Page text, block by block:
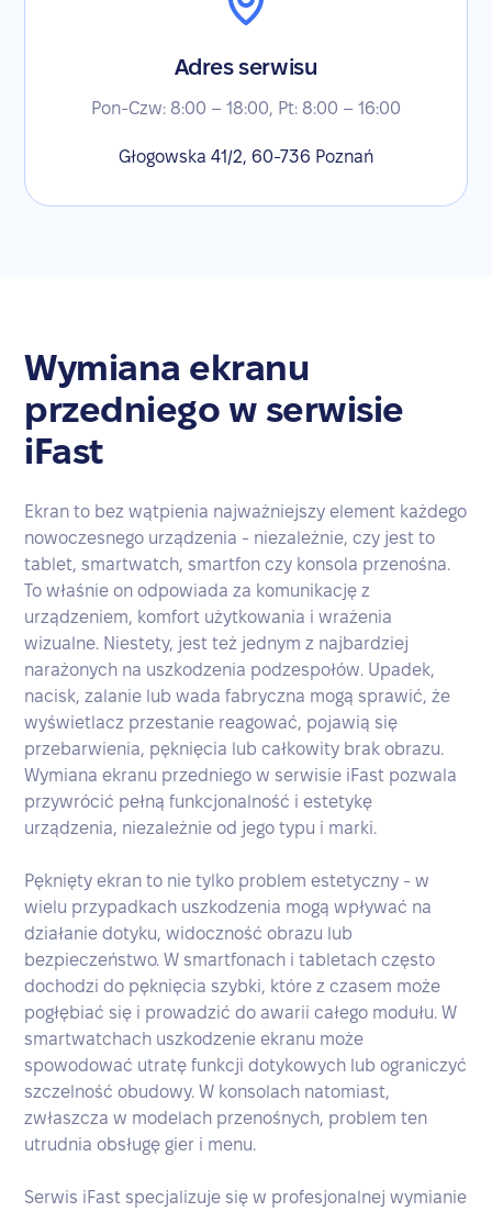
Adres serwisu
Pon-Czw: 8:00 – 18:00, Pt: 8:00 – 16:00
Głogowska 41/2, 60-736 Poznań
Wymiana ekranu
przedniego w serwisie
iFast
Ekran to bez wątpienia najważniejszy element każdego
nowoczesnego urządzenia - niezależnie, czy jest to
tablet, smartwatch, smartfon czy konsola przenośna.
To właśnie on odpowiada za komunikację z
urządzeniem, komfort użytkowania i wrażenia
wizualne. Niestety, jest też jednym z najbardziej
narażonych na uszkodzenia podzespołów. Upadek,
nacisk, zalanie lub wada fabryczna mogą sprawić, że
wyświetlacz przestanie reagować, pojawią się
przebarwienia, pęknięcia lub całkowity brak obrazu.
Wymiana ekranu przedniego w serwisie iFast pozwala
przywrócić pełną funkcjonalność i estetykę
urządzenia, niezależnie od jego typu i marki.
Pęknięty ekran to nie tylko problem estetyczny - w
wielu przypadkach uszkodzenia mogą wpływać na
działanie dotyku, widoczność obrazu lub
bezpieczeństwo. W smartfonach i tabletach często
dochodzi do pęknięcia szybki, które z czasem może
pogłębiać się i prowadzić do awarii całego modułu. W
smartwatchach uszkodzenie ekranu może
spowodować utratę funkcji dotykowych lub ograniczyć
szczelność obudowy. W konsolach natomiast,
zwłaszcza w modelach przenośnych, problem ten
utrudnia obsługę gier i menu.
Serwis iFast specjalizuje się w profesjonalnej wymianie